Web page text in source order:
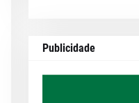
Publicidade